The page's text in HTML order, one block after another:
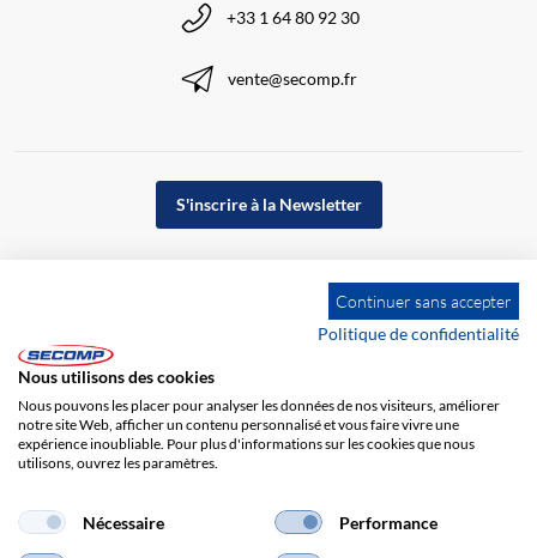
+33 1 64 80 92 30
vente@secomp.fr
S'inscrire à la Newsletter
Impression Responsabilité
Continuer sans accepter
Politique de confidentialité
Nous utilisons des cookies
Nous pouvons les placer pour analyser les données de nos visiteurs, améliorer
notre site Web, afficher un contenu personnalisé et vous faire vivre une
expérience inoubliable. Pour plus d'informations sur les cookies que nous
utilisons, ouvrez les paramètres.
Nécessaire Performance